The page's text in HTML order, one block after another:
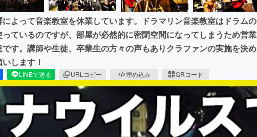
よって音楽教室を休業しています。ドラマリン音楽教室はドラムの
ているのですが、部屋が必然的に密閉空間になってしまうため営業
す。講師や生徒、卒業生の方々の声もありクラファンの実施を決め
します！
LINEで送る URLコピー 埋め込み QRコード